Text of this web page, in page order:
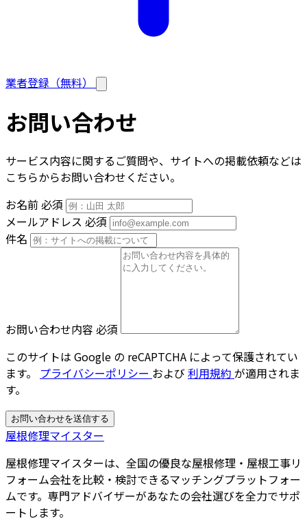
業者登録（無料）
お問い合わせ
サービス内容に関するご質問や、サイトへの掲載依頼などは
こちらからお問い合わせください。
お名前必須
メールアドレス 必須
件名
お問い合わせ内容 必須
このサイトは Google の reCAPTCHA によって保護されてい
ます。 プライバシーポリシー および 利用規約 が適用されま
す。
お問い合わせを送信する
屋根修理マイスター
屋根修理マイスターは、全国の優良な屋根修理・屋根工事リ
フォーム会社を比較・検討できるマッチングプラットフォー
ムです。専門アドバイザーがあなたの会社選びを全力でサポ
ートします。